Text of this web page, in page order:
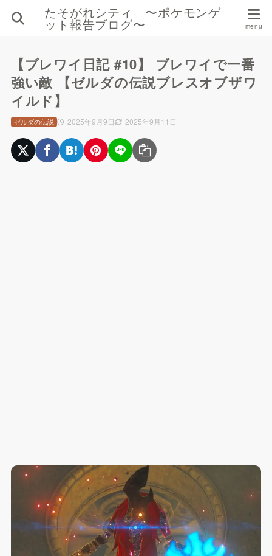
たそがれシティ 〜ポケモンゲ
ット報告ブログ〜
【ブレワイ日記 #10】 ブレワイで一番
強い敵 【ゼルダの伝説ブレスオブザワ
イルド】
2025年9月9日 2025年9月11日
ゼルダの伝説